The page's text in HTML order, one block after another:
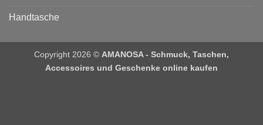
Handtasche
Copyright 2026 © AMANOSA - Schmuck, Taschen,
Accessoires und Geschenke online kaufen